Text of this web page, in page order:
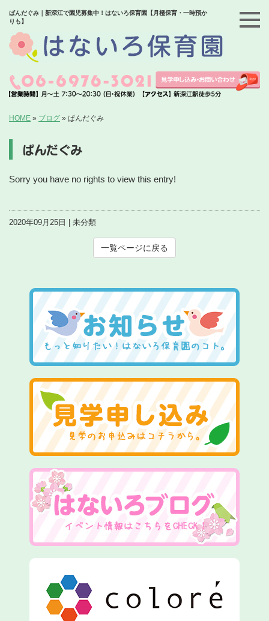
ぱんだぐみ｜新深江で園児募集中！はないろ保育園【月極保育・一時預か
りも】
HOME » ブログ » ぱんだぐみ
ぱんだぐみ
Sorry you have no rights to view this entry!
2020年09月25日 | 未分類
一覧ページに戻る